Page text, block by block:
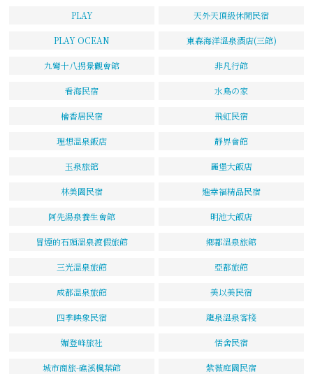
PLAY 天外天頂級休閒民宿
PLAY OCEAN 東森海洋溫泉酒店(三館)
九彎十八拐景觀會館 非凡行館
看海民宿 水鳥の家
檜香居民宿 飛虹民宿
理想溫泉飯店 靜界會館
玉泉旅館 麗堡大飯店
林美園民宿 進幸福精品民宿
阿先湯泉養生會館 明池大飯店
冒煙的石頭溫泉渡假旅館 鄉都溫泉旅館
三光溫泉旅館 亞都旅館
成都溫泉旅館 美以美民宿
四季映象民宿 龍泉溫泉客棧
媚登峰旅社 恬舍民宿
城市商旅-礁溪楓葉館 紫薇庭園民宿